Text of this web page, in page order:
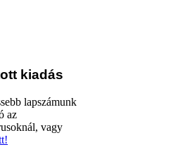
kiadás
lapszámunk
az
vagy